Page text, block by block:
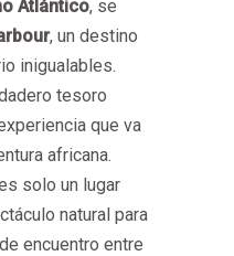
Atlántico, se
, un destino
inigualables.
tesoro
que va
africana.
solo un lugar
natural para
encuentro entre